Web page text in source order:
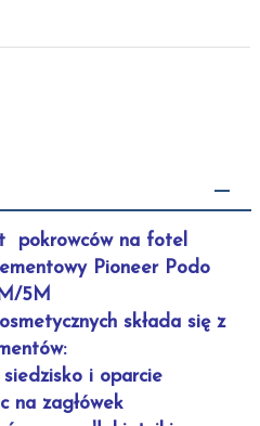
pokrowców na fotel
Pioneer Podo
5M
składa się z
i oparcie
na zagłówek